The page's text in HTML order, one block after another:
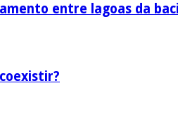
entre lagoas da